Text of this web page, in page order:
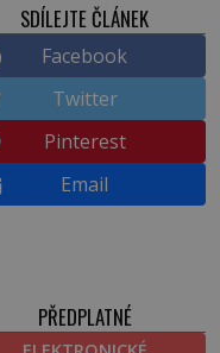
SDÍLEJTE ČLÁNEK
Facebook
Twitter
Pinterest
Email
PŘEDPLATNÉ